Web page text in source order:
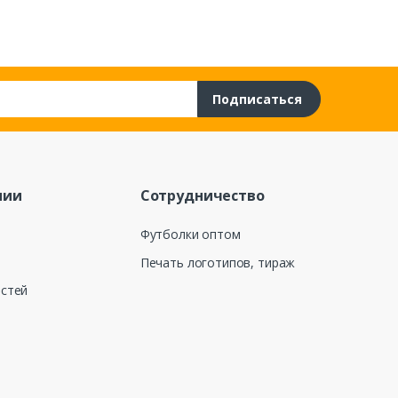
Подписаться
Сотрудничество
Футболки оптом
Печать логотипов, тираж